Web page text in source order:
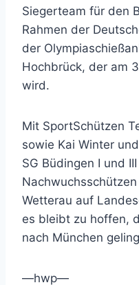
Siegerteam für den
Rahmen der
der
Hochbrück, der am
wird.
Mit SportSchützen
sowie Kai Winter
SG Büdingen I und
Wetterau auf
es bleibt zu hoffen,
nach München
—hwp—